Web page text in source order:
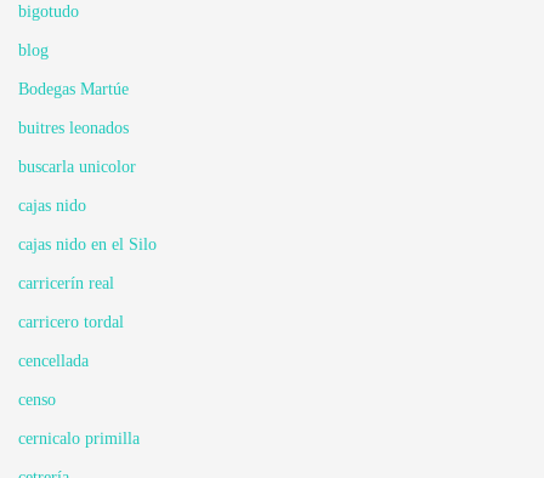
bigotudo
blog
Bodegas Martúe
buitres leonados
buscarla unicolor
cajas nido
cajas nido en el Silo
carricerín real
carricero tordal
cencellada
censo
cernicalo primilla